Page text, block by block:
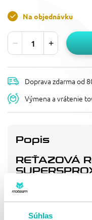
Súhlas
Na objednávku
Doprava zdarma od
Výmena a vrátenie
Popis
REŤAZOVÁ
ČIERNA 43T,
Pevnější zuby = vyšší
Rozeta 43z, řetěz 520.